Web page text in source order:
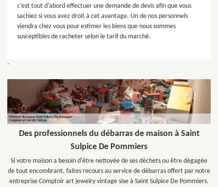
c’est tout d’abord effectuer une demande de devis afin que vous
sachiez si vous avez droit à cet avantage. Un de nos personnels
viendra chez vous pour estimer les biens que nous sommes
susceptibles de racheter selon le tarif du marché.
-
Des professionnels du débarras de maison à Saint
Sulpice De Pommiers
Si votre maison a besoin d'être nettoyée de ses déchets ou être dégagée
de tout encombrant, faites recours au service de débarras offert par notre
entreprise Comptoir art jewelry vintage sise à Saint Sulpice De Pommiers.